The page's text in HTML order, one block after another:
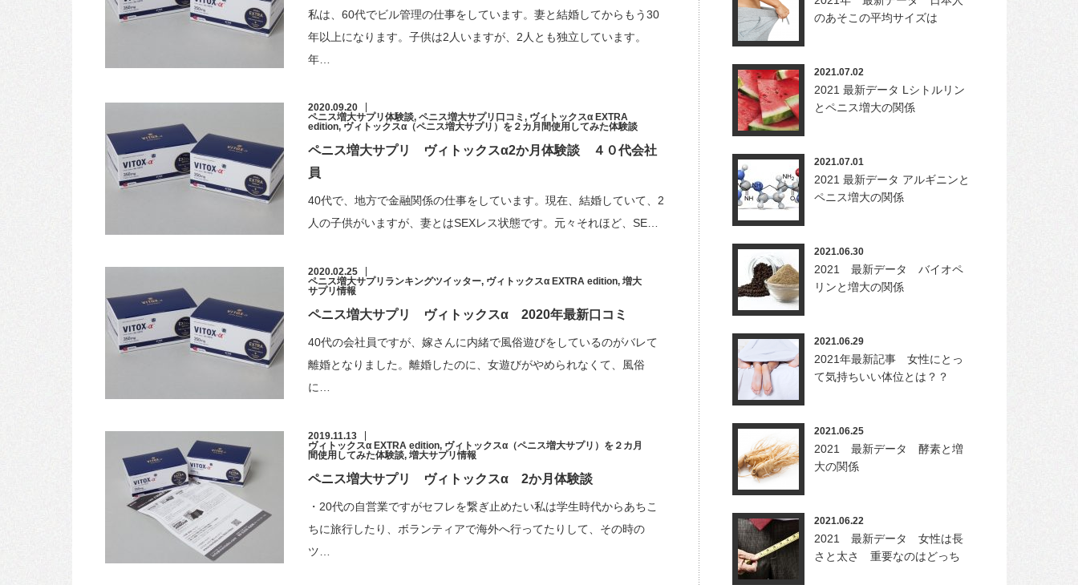
私は、60代でビル管理の仕事をしています。妻と結婚してからもう30
年以上になります。子供は2人いますが、2人とも独立しています。
年…
2020.09.20
ペニス増大サプリ体験談, ペニス増大サプリ口コミ , ヴィトックスα EXTRA
edition, ヴィトックスα（ペニス増大サプリ）を２カ月間使用してみた体験談
ペニス増大サプリ ヴィトックスα2か月体験談 ４０代会社
員
40代で、地方で金融関係の仕事をしています。現在、結婚していて、2
人の子供がいますが、妻とはSEXレス状態です。元々それほど、SE…
2020.02.25
ペニス増大サプリランキングツイッター, ヴィトックスα EXTRA edition, 増大
サプリ情報
ペニス増大サプリ ヴィトックスα 2020年最新口コミ
40代の会社員ですが、嫁さんに内緒で風俗遊びをしているのがバレて
離婚となりました。離婚したのに、女遊びがやめられなくて、風俗
に…
2019.11.13
ヴィトックスα EXTRA edition, ヴィトックスα（ペニス増大サプリ）を２カ月
間使用してみた体験談, 増大サプリ情報
ペニス増大サプリ ヴィトックスα 2か月体験談
・20代の自営業ですがセフレを繋ぎ止めたい私は学生時代からあちこ
ちに旅行したり、ボランティアで海外へ行ってたりして、その時の
ツ…
のあそこの平均サイズは
2021.07.02
2021 最新データ Lシトルリン
とペニス増大の関係
2021.07.01
2021 最新データ アルギニンと
ペニス増大の関係
2021.06.30
2021 最新データ バイオペ
リンと増大の関係
2021.06.29
2021年最新記事 女性にとっ
て気持ちいい体位とは？？
2021.06.25
2021 最新データ 酵素と増
大の関係
2021.06.22
2021 最新データ 女性は長
さと太さ 重要なのはどっち